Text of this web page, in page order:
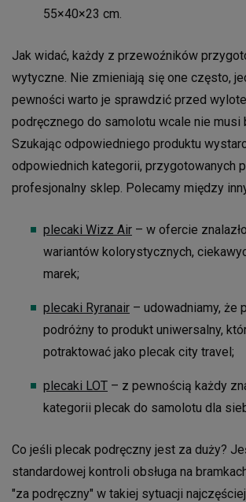
55×40×23 cm.
Jak widać, każdy z przewoźników
wytyczne. Nie zmieniają się one często,
pewności warto je sprawdzić przed
podręcznego do samolotu wcale nie musi
Szukając odpowiedniego produktu
odpowiednich kategorii, przygotowanych
profesjonalny sklep. Polecamy między
plecaki Wizz Air – w ofercie
wariantów kolorystycznych,
marek;
plecaki Ryranair – udowadniamy, że
podróżny to produkt uniwersalny,
potraktować jako plecak city travel;
plecaki LOT – z pewnością każdy
kategorii plecak do samolotu dla
Co jeśli plecak podręczny jest za duży?
standardowej kontroli obsługa na
"za podręczny" w takiej sytuacji